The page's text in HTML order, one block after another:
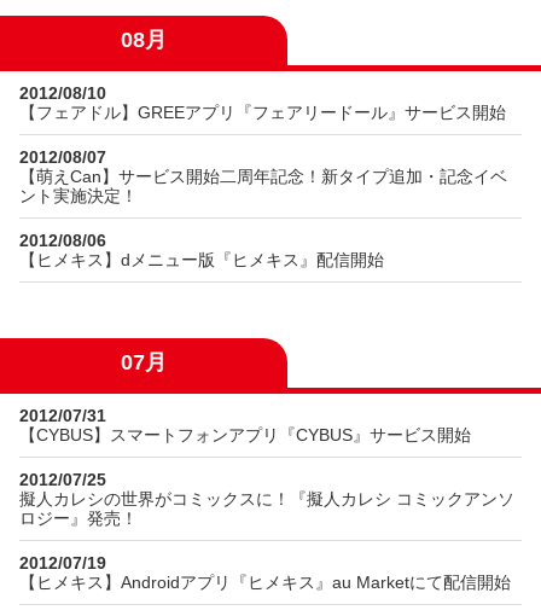
08月
2012/08/10
【フェアドル】GREEアプリ『フェアリードール』サービス開始
2012/08/07
【萌えCan】サービス開始二周年記念！新タイプ追加・記念イベ
ント実施決定！
2012/08/06
【ヒメキス】dメニュー版『ヒメキス』配信開始
07月
2012/07/31
【CYBUS】スマートフォンアプリ『CYBUS』サービス開始
2012/07/25
擬人カレシの世界がコミックスに！『擬人カレシ コミックアンソ
ロジー』発売！
2012/07/19
【ヒメキス】Androidアプリ『ヒメキス』au Marketにて配信開始